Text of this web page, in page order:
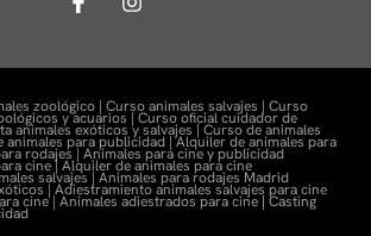
zoológico | Curso animales salvajes | Curso
y acuarios | Curso oficial cuidador de
animales exóticos y salvajes | Curso de animales
animales para publicidad |Alquiler de animales para
rodajes | Animales para cine y publicidad
cine | Alquiler de animales para cine
salvajes | Animales para rodajes Madrid
| Adiestramiento animales salvajes para cine
cine | Animales adiestrados para cine| Casting